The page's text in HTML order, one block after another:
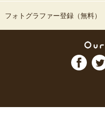
フォトグラファー登録（無料）